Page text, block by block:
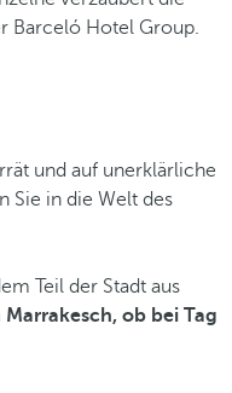
Barceló Hotel Group.
und auf unerklärliche
Sie in die Welt des
Teil der Stadt aus
Marrakesch, ob bei Tag